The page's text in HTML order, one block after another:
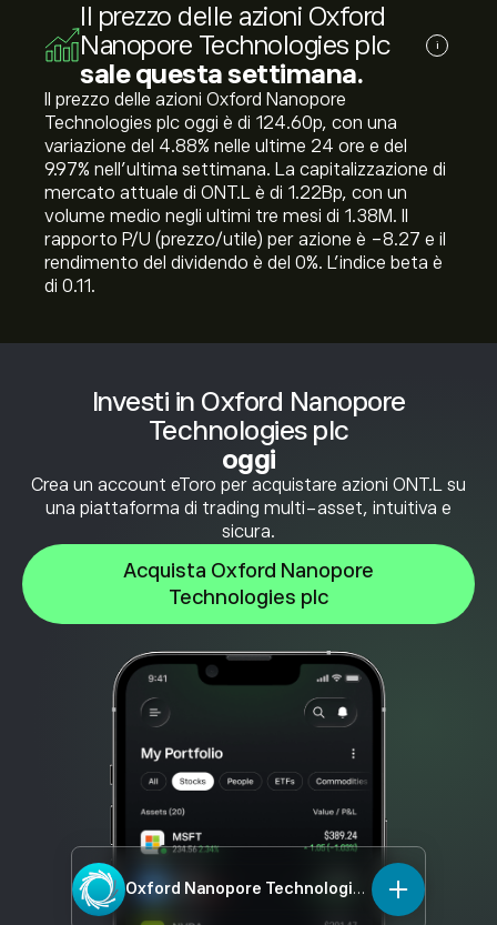
Investi in Oxford Nanopore
Technologies plc
oggi
Crea un account eToro per acquistare azioni ONT.L su
una piattaforma di trading multi-asset, intuitiva e
sicura.
Acquista Oxford Nanopore
Technologies plc
Oxford Nanopore Technologies plc ONT.L
Il prezzo delle azioni Oxford
Nanopore Technologies plc
sale questa settimana.
i
Il prezzo delle azioni Oxford Nanopore
Technologies plc oggi è di 124.60‎p‎, con una
variazione del ‎4.88‎% nelle ultime 24 ore e del
‎9.97‎% nell'ultima settimana. La capitalizzazione di
mercato attuale di ONT.L è di 1.22B‎p‎, con un
volume medio negli ultimi tre mesi di 1.38M. Il
rapporto P/U (prezzo/utile) per azione è -8.27 e il
rendimento del dividendo è del 0%. L'indice beta è
di 0.11.